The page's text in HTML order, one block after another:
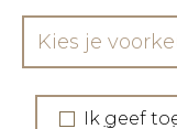
Kies je
Ik geef